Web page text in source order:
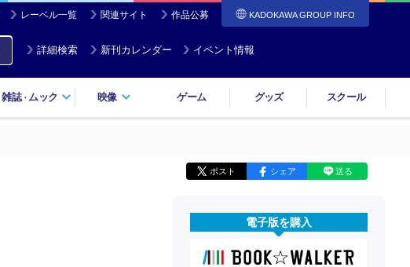
レーベル一覧 関連サイト 作品公募 KADOKAWA GROUP INFO
詳細検索 新刊カレンダー イベント情報
雑誌・ ムック 映像 ゲーム グッズ スクール
ポスト シェア 送る
電子版を購入